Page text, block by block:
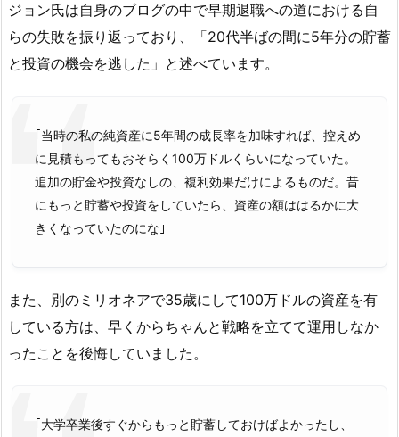
ジョン氏は自身のブログの中で早期退職への道における自
らの失敗を振り返っており、「20代半ばの間に5年分の貯蓄
と投資の機会を逃した」と述べています。
｢当時の私の純資産に5年間の成長率を加味すれば、控えめ
に見積もってもおそらく100万ドルくらいになっていた。
追加の貯金や投資なしの、複利効果だけによるものだ。昔
にもっと貯蓄や投資をしていたら、資産の額ははるかに大
きくなっていたのにな｣
また、別のミリオネアで35歳にして100万ドルの資産を有
している方は、早くからちゃんと戦略を立てて運用しなか
ったことを後悔していました。
｢大学卒業後すぐからもっと貯蓄しておけばよかったし、